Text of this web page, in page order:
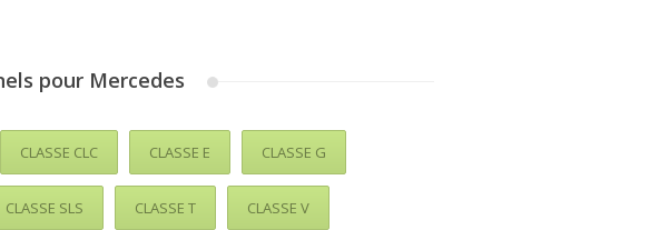
pour Mercedes
CLASSE CLC CLASSE E CLASSE G
CLASSE SLS CLASSE T CLASSE V